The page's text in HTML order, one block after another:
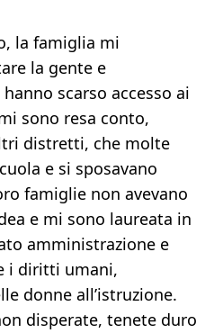
la famiglia mi
la gente e
scarso accesso ai
sono resa conto,
distretti, che molte
e si sposavano
famiglie non avevano
e mi sono laureata in
amministrazione e
i diritti umani,
donne all’istruzione.
disperate, tenete duro